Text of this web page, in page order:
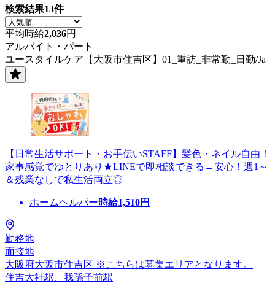
検索結果13件
平均時給2,036円
アルバイト・パート
ユースタイルケア【大阪市住吉区】01_重訪_非常勤_日勤/Ja
【日常生活サポート・お手伝いSTAFF】髪色・ネイル自由！
家事感覚でゆとりあり★LINEで即相談できる→安心！週1～
＆残業なしで私生活両立◎
ホームヘルパー時給1,510円
勤務地
面接地
大阪府大阪市住吉区 ※こちらは募集エリアとなります。
住吉大社駅、我孫子前駅